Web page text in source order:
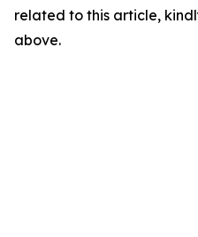
related to this article,
above.